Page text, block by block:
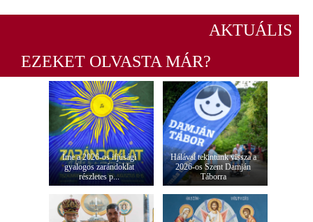
AKTUÁLIS
EZEKET OLVASTA MÁR?
Íme a 2026-os ifjúsági
gyalogos zarándoklat
részletes p...
Hálával tekintünk vissza a
2026-os Szent Damján
Táborra